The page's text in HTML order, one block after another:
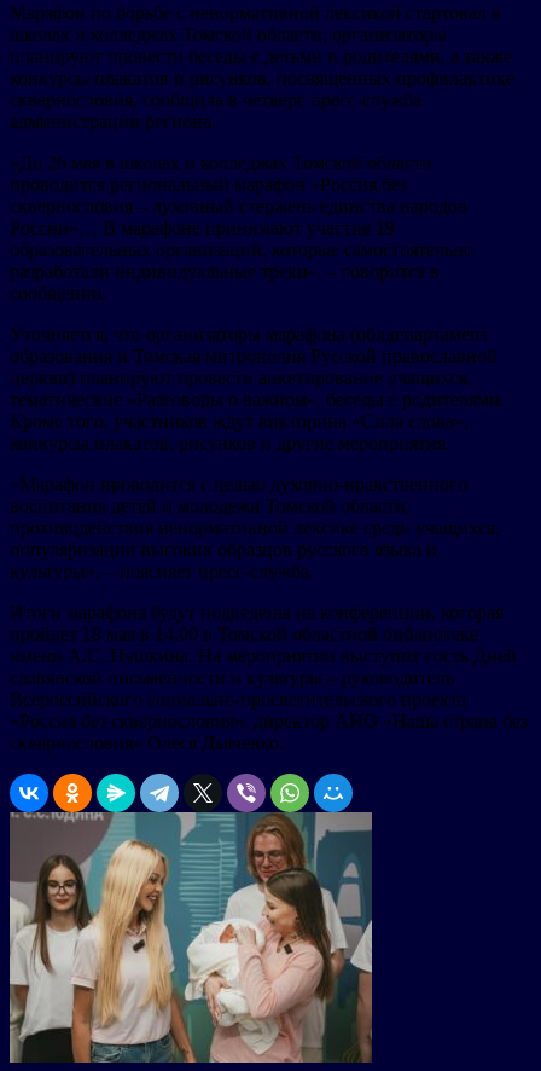
Марафон по борьбе с ненормативной лексикой стартовал в
школах и колледжах Томской области; организаторы
планируют провести беседы с детьми и родителями, а также
конкурсы плакатов и рисунков, посвященных профилактике
сквернословия, сообщила в четверг пресс-служба
администрации региона.
«До 26 мая в школах и колледжах Томской области
проводится региональный марафон «Россия без
сквернословия – духовный стержень единства народов
России»… В марафоне принимают участие 19
образовательных организаций, которые самостоятельно
разработали индивидуальные треки», – говорится в
сообщении.
Уточняется, что организаторы марафона (облдепартамент
образования и Томская митрополия Русской православной
церкви) планируют провести анкетирование учащихся,
тематические «Разговоры о важном», беседы с родителями.
Кроме того, участников ждут викторина «Сила слова»,
конкурсы плакатов, рисунков и другие мероприятия.
«Марафон проводится с целью духовно-нравственного
воспитания детей и молодежи Томской области,
противодействия ненормативной лексике среди учащихся,
популяризации высоких образцов русского языка и
культуры», – поясняет пресс-служба.
Итоги марафона будут подведены на конференции, которая
пройдет 18 мая в 14.00 в Томской областной библиотеке
имени А.С. Пушкина. На мероприятии выступит гость Дней
славянской письменности и культуры – руководитель
Всероссийского социально-просветительского проекта
«Россия без сквернословия», директор АНО «Наша страна без
сквернословия» Олеся Дьяченко.